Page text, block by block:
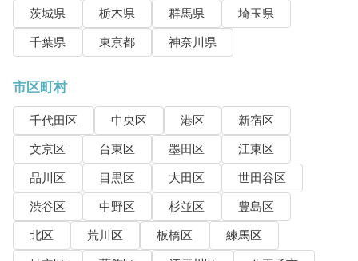
茨城県 栃木県 群馬県
埼玉県
千葉県
東京都 神奈川県
市区町村
千代田区 中央区 港区
新宿区
文京区
台東区 墨田区
江東区
品川区
目黒区 大田区
世田谷区
渋谷区
中野区 杉並区
豊島区
北区
荒川区 板橋区
練馬区